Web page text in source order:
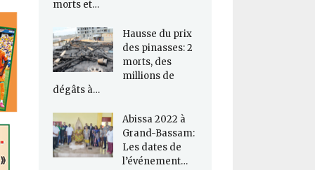
morts et…
Hausse du prix
des pinasses: 2
morts, des
millions de
dégâts à…
Abissa 2022 à
Grand-Bassam:
Les dates de
l’événement…